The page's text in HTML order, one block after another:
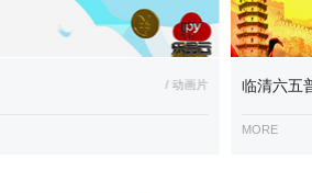
/ 动画片 临清六五
MORE